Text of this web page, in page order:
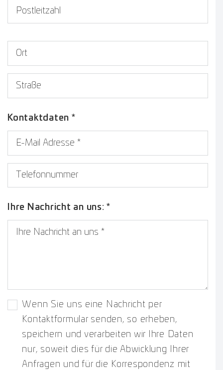
PLZ
Ort
Straße
Kontaktdaten *
E-Mail Adresse
Telefonnummer
Ihre Nachricht an uns: *
Wenn Sie uns eine Nachricht per
Kontaktformular senden, so erheben,
speichern und verarbeiten wir Ihre Daten
nur, soweit dies für die Abwicklung Ihrer
Anfragen und für die Korrespondenz mit